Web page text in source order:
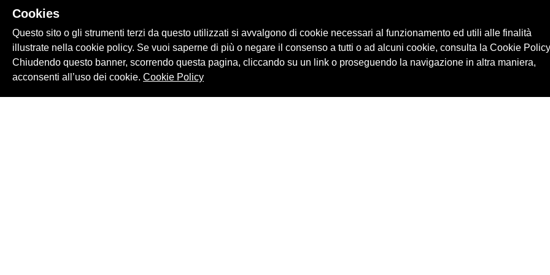
Cookies
Questo sito o gli strumenti terzi da questo utilizzati si avvalgono di cookie necessari al funzionamento ed utili alle finalità
illustrate nella cookie policy. Se vuoi saperne di più o negare il consenso a tutti o ad alcuni cookie, consulta la Cookie
Chiudendo questo banner, scorrendo questa pagina, cliccando su un link o proseguendo la navigazione in altra maniera,
acconsenti all’uso dei cookie. Cookie Policy